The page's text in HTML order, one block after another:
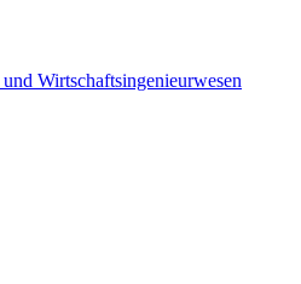
Wirtschaftsingenieurwesen